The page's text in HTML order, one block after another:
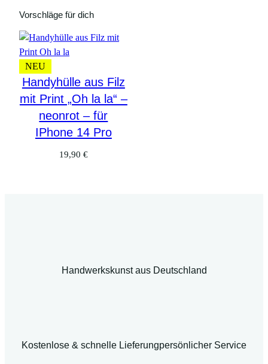
r
M
e
e
Vorschläge für dich
NEU
Handyhülle aus Filz
mit Print „Oh la la“ –
neonrot – für
IPhone 14 Pro
19,90 €
Handwerkskunst aus Deutschland
Kostenlose & schnelle Lieferungpersönlicher Service